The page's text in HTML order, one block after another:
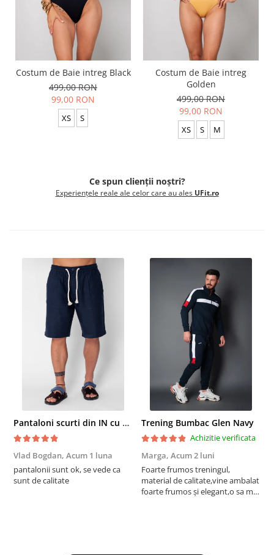
Costum de Baie intreg Black
499,00 RON
99,00 RON
XS S
Costum de Baie intreg
Golden
499,00 RON
99,00 RON
XS S M
Ce spun clienții noștri?
Experiențele reale ale celor care au ales UFit.ro
Pantaloni scurti din IN cu nasture si snur Navy
Vlad Bogdan, Acum 1 luna
pantalonii sunt ok, se vede ca
sunt de calitate
Trening Bumbac Glen Navy
Achizitie verificata
Marga, Acum 2 luni
Foarte frumos treningul,
material de calitate,vine ambalat
foarte frumos și elegant,o sa mai